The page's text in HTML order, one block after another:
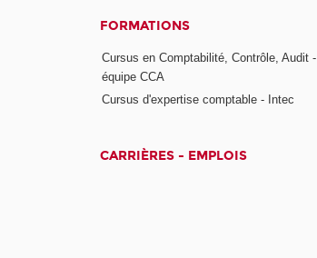
FORMATIONS
Cursus en Comptabilité, Contrôle, Audit -
équipe CCA
Cursus d'expertise comptable - Intec
CARRIÈRES - EMPLOIS